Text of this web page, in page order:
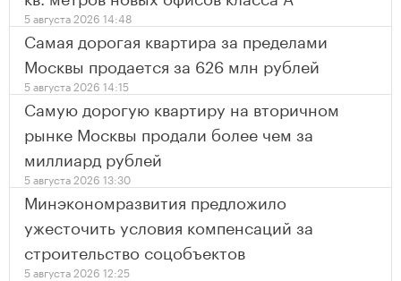
5 августа 2026 14:48
Самая дорогая квартира за пределами
Москвы продается за 626 млн рублей
5 августа 2026 14:15
Самую дорогую квартиру на вторичном
рынке Москвы продали более чем за
миллиард рублей
5 августа 2026 13:30
Минэкономразвития предложило
ужесточить условия компенсаций за
строительство соцобъектов
5 августа 2026 12:25